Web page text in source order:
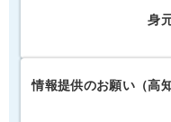
身
情報提供のお願い（高